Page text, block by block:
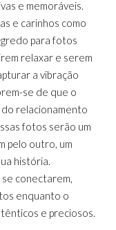
e memoráveis.
e carinhos como
para fotos
relaxar e serem
a vibração
se de que o
relacionamento
fotos serão um
pelo outro, um
história.
conectarem,
enquanto o
e preciosos.